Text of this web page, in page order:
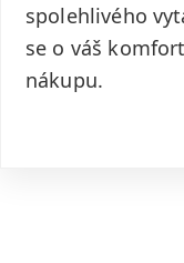
spolehlivého
se o váš
nákupu.